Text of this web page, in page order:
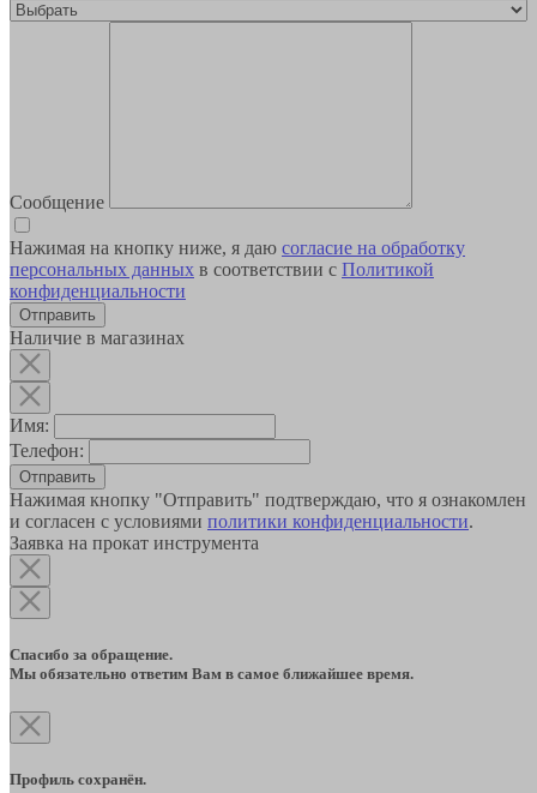
Сообщение
Нажимая на кнопку ниже, я даю согласие на обработку
персональных данных в соответствии с Политикой
конфиденциальности
Наличие в магазинах
Имя:
Телефон:
Отправить
Нажимая кнопку "Отправить" подтверждаю, что я ознакомлен
и согласен с условиями политики конфиденциальности.
Заявка на прокат инструмента
Спасибо за обращение.
Мы обязательно ответим Вам в самое ближайшее время.
Профиль сохранён.